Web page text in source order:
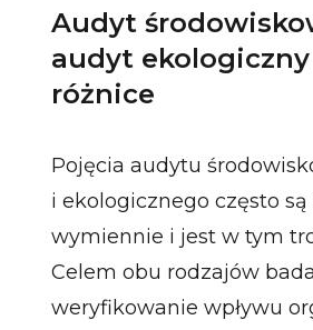
Audyt
audyt ekologiczny
różnice
Pojęcia audytu
i ekologicznego często
wymiennie i jest w tym
Celem obu rodzajów
weryfikowanie wpływu